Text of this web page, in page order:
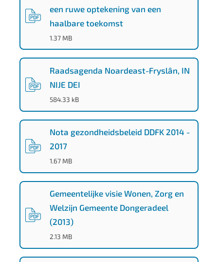
een ruwe optekening van een
haalbare toekomst
(PDF
-1.37 MB)
Raadsagenda Noardeast-Fryslân, IN
NIJE DEI
(
PDF
-
584.33 kB)
Nota gezondheidsbeleid DDFK 2014 -
2017
(PDF
-
1.67 MB)
Gemeentelijke visie Wonen, Zorg en
Welzijn Gemeente Dongeradeel
(2013)
(
PDF
-
2.13 MB)